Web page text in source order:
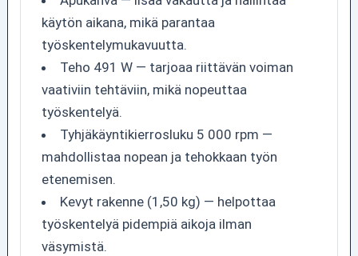
käytön aikana, mikä parantaa
työskentelymukavuutta.
Teho 491 W — tarjoaa riittävän voiman
vaativiin tehtäviin, mikä nopeuttaa
työskentelyä.
Tyhjäkäyntikierrosluku 5 000 rpm —
mahdollistaa nopean ja tehokkaan työn
etenemisen.
Kevyt rakenne (1,50 kg) — helpottaa
työskentelyä pidempiä aikoja ilman
väsymistä.